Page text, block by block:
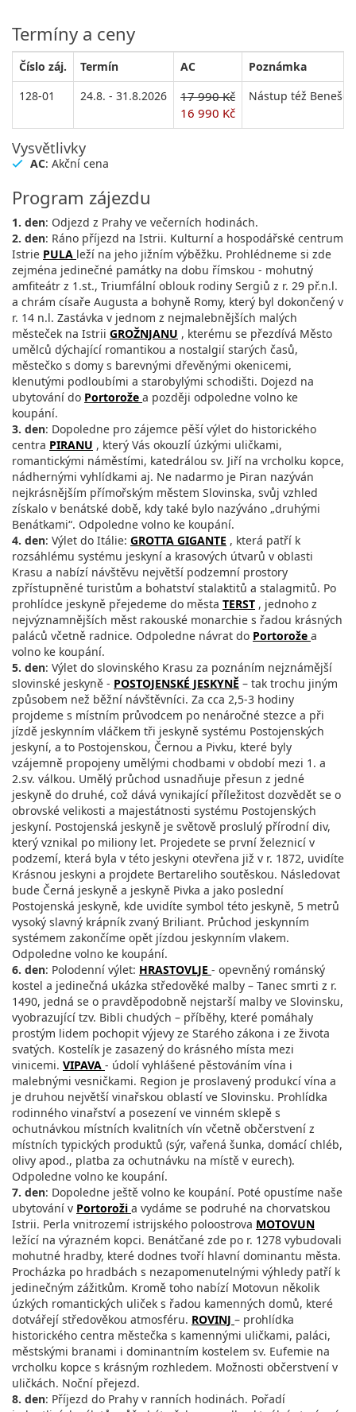
Termíny a ceny
Číslo záj. Termín AC
Poznámka
128-01
24.8. - 31.8.2026
17 990 Kč
16 990 Kč
Nástup též
Vysvětlivky
AC: Akční cena
Program zájezdu
1. den: Odjezd z Prahy ve večerních hodinách.
2. den: Ráno příjezd na Istrii. Kulturní a hospodářské centrum
Istrie PULA leží na jeho jižním výběžku. Prohlédneme si zde
zejména jedinečné památky na dobu římskou - mohutný
amfiteátr z 1.st., Triumfální oblouk rodiny Sergiů z r. 29 př.n.l.
a chrám císaře Augusta a bohyně Romy, který byl dokončený v
r. 14 n.l. Zastávka v jednom z nejmalebnějších malých
městeček na Istrii GROŽNJANU , kterému se přezdívá Město
umělců dýchající romantikou a nostalgií starých časů,
městečko s domy s barevnými dřevěnými okenicemi,
klenutými podloubími a starobylými schodišti. Dojezd na
ubytování do Portorože a později odpoledne volno ke
koupání.
3. den: Dopoledne pro zájemce pěší výlet do historického
centra PIRANU , který Vás okouzlí úzkými uličkami,
romantickými náměstími, katedrálou sv. Jiří na vrcholku kopce,
nádhernými vyhlídkami aj. Ne nadarmo je Piran nazýván
nejkrásnějším přímořským městem Slovinska, svůj vzhled
získalo v benátské době, kdy také bylo nazýváno „druhými
Benátkami“. Odpoledne volno ke koupání.
4. den: Výlet do Itálie: GROTTA GIGANTE , která patří k
rozsáhlému systému jeskyní a krasových útvarů v oblasti
Krasu a nabízí návštěvu největší podzemní prostory
zpřístupněné turistům a bohatství stalaktitů a stalagmitů. Po
prohlídce jeskyně přejedeme do města TERST , jednoho z
nejvýznamnějších měst rakouské monarchie s řadou krásných
paláců včetně radnice. Odpoledne návrat do Portorože a
volno ke koupání.
5. den: Výlet do slovinského Krasu za poznáním nejznámější
slovinské jeskyně - POSTOJENSKÉ JESKYNĚ – tak trochu jiným
způsobem než běžní návštěvníci. Za cca 2,5-3 hodiny
projdeme s místním průvodcem po nenáročné stezce a při
jízdě jeskynním vláčkem tři jeskyně systému Postojenských
jeskyní, a to Postojenskou, Černou a Pivku, které byly
vzájemně propojeny umělými chodbami v období mezi 1. a
2.sv. válkou. Umělý průchod usnadňuje přesun z jedné
jeskyně do druhé, což dává vynikající příležitost dozvědět se o
obrovské velikosti a majestátnosti systému Postojenských
jeskyní. Postojenská jeskyně je světově proslulý přírodní div,
který vznikal po miliony let. Projedete se první železnicí v
podzemí, která byla v této jeskyni otevřena již v r. 1872, uvidíte
Krásnou jeskyni a projdete Bertareliho soutěskou. Následovat
bude Černá jeskyně a jeskyně Pivka a jako poslední
Postojenská jeskyně, kde uvidíte symbol této jeskyně, 5 metrů
vysoký slavný krápník zvaný Briliant. Průchod jeskynním
systémem zakončíme opět jízdou jeskynním vlakem.
Odpoledne volno ke koupání.
6. den: Polodenní výlet: HRASTOVLJE - opevněný románský
kostel a jedinečná ukázka středověké malby – Tanec smrti z r.
1490, jedná se o pravděpodobně nejstarší malby ve Slovinsku,
vyobrazující tzv. Bibli chudých – příběhy, které pomáhaly
prostým lidem pochopit výjevy ze Starého zákona i ze života
svatých. Kostelík je zasazený do krásného místa mezi
vinicemi. VIPAVA - údolí vyhlášené pěstováním vína i
malebnými vesničkami. Region je proslavený produkcí vína a
je druhou největší vinařskou oblastí ve Slovinsku. Prohlídka
rodinného vinařství a posezení ve vinném sklepě s
ochutnávkou místních kvalitních vín včetně občerstvení z
místních typických produktů (sýr, vařená šunka, domácí chléb,
olivy apod., platba za ochutnávku na místě v eurech).
Odpoledne volno ke koupání.
7. den: Dopoledne ještě volno ke koupání. Poté opustíme naše
ubytování v Portoroži a vydáme se podruhé na chorvatskou
Istrii. Perla vnitrozemí istrijského poloostrova MOTOVUN
ležící na výrazném kopci. Benátčané zde po r. 1278 vybudovali
mohutné hradby, které dodnes tvoří hlavní dominantu města.
Procházka po hradbách s nezapomenutelnými výhledy patří k
jedinečným zážitkům. Kromě toho nabízí Motovun několik
úzkých romantických uliček s řadou kamenných domů, které
dotvářejí středověkou atmosféru. ROVINJ – prohlídka
historického centra městečka s kamennými uličkami, paláci,
městskými branami i dominantním kostelem sv. Eufemie na
vrcholku kopce s krásným rozhledem. Možnosti občerstvení v
uličkách. Noční přejezd.
8. den: Příjezd do Prahy v ranních hodinách. Pořadí